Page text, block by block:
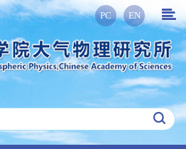
PC EN